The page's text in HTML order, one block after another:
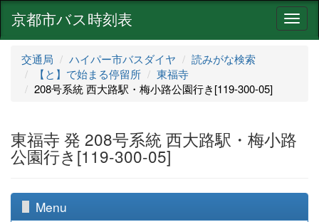
ナ
ビ
京都市バス時刻表
交通局 ハイパー市バスダイヤ
読みがな検索
【と】で始まる停留所
東福寺
208号系統 西大路駅・梅小路公園行き[119-300-05]
東福寺 発 208号系統 西大路駅・梅小路
公園行き[119-300-05]
Menu